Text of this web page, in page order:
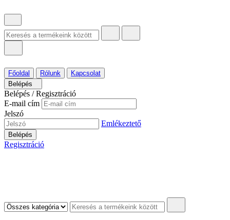
Főoldal Rólunk
Kapcsolat
Belépés
Belépés / Regisztráció
E-mail cím
Jelszó
Emlékeztető
Belépés
Regisztráció